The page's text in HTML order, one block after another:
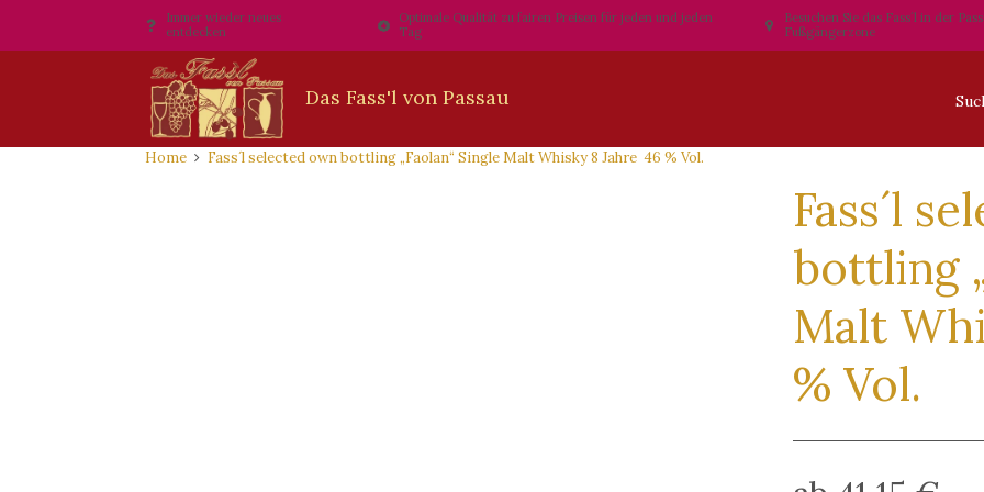
Immer wieder neues
entdecken
Optimale Qualität zu fairen Preisen für jeden und jeden
Tag
Besuchen Sie das Fass´l in der
Fußgängerzone
Home Fass´l selected own bottling „Faolan“ Single Malt Whisky 8 Jahre 46 % Vol.
Fass´l
bottling
Malt
% Vol.